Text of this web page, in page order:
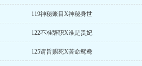
119神秘账目X神秘身世
122不准辞职X谁是贵妃
125请旨赐死X苦命鸳鸯